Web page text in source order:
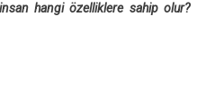
hangi özelliklere sahip olur?